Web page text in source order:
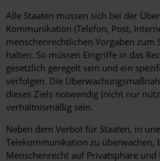
Alle Staaten müssen sich bei der
Kommunikation (Telefon, Post,
menschenrechtlichen Vorgaben zum
halten. So müssen Eingriffe in das
gesetzlich geregelt sein und ein
verfolgen. Die
dieses Ziels notwendig (nicht nur
verhältnismäßig sein.
Neben dem Verbot für Staaten, in
Telekommunikation zu überwachen,
Menschenrecht auf Privatsphäre und